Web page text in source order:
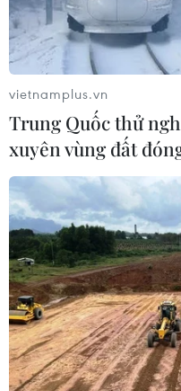
Các cửa hàng đóng cửa
bang Louisiana, Mỹ
Theo trang mạng
Anh đang bước vào
trọng nhất. Hàng
vietnamplus.vn
Trung Quốc thử
xuyên vùng đất